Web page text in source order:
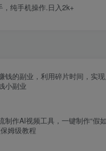
纯手机操作.日入2k+
钱的副业，利用碎片时间，实
小副业
制作AI视频工具，一键制作“假
姆级教程